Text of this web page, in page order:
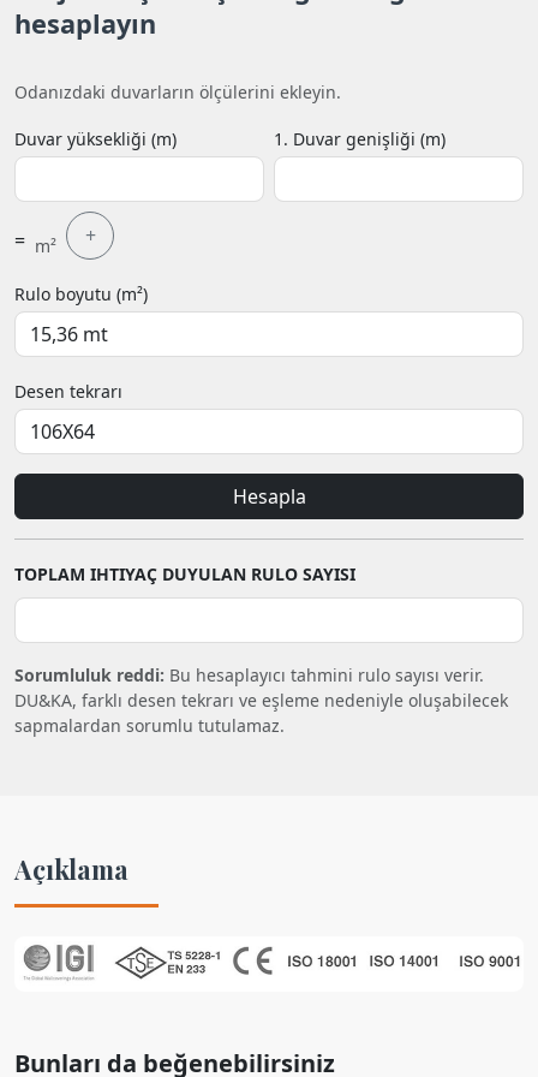
hesaplayın
Odanızdaki duvarların ölçülerini ekleyin.
Duvar yüksekliği (m) 1. Duvar genişliği (m)
= m² +
Rulo boyutu (m²)
Desen tekrarı
Hesapla
TOPLAM IHTIYAÇ DUYULAN RULO SAYISI
Sorumluluk reddi: Bu hesaplayıcı tahmini rulo sayısı verir.
DU&KA, farklı desen tekrarı ve eşleme nedeniyle oluşabilecek
sapmalardan sorumlu tutulamaz.
Açıklama
Bunları da beğenebilirsiniz